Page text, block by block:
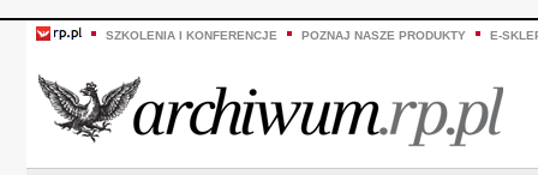
SZKOLENIA I KONFERENCJE POZNAJ NASZE PRODUKTY E-